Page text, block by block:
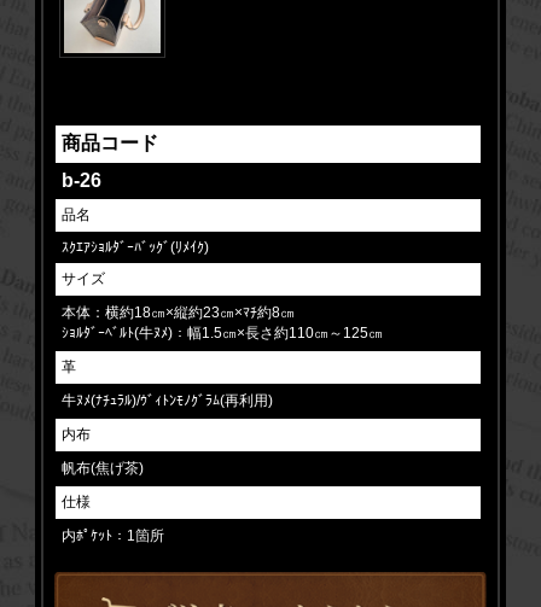
商品コード
b-26
品名
ｽｸｴｱｼｮﾙﾀﾞｰﾊﾞｯｸﾞ(ﾘﾒｲｸ)
サイズ
本体：横約18㎝×縦約23㎝×ﾏﾁ約8㎝
ｼｮﾙﾀﾞｰﾍﾞﾙﾄ(牛ﾇﾒ)：幅1.5㎝×長さ約110㎝～125㎝
革
牛ﾇﾒ(ﾅﾁｭﾗﾙ)/ｳﾞｨﾄﾝﾓﾉｸﾞﾗﾑ(再利用)
内布
帆布(焦げ茶)
仕様
内ﾎﾟｹｯﾄ：1箇所